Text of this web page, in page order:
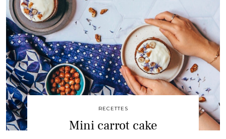
RECETTES
Mini carrot cake